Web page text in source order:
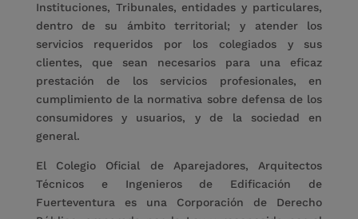
Instituciones, Tribunales, entidades y particulares,
dentro de su ámbito territorial; y atender los
servicios requeridos por los colegiados y sus
clientes, que sean necesarios para una eficaz
prestación de los servicios profesionales, en
cumplimiento de la normativa sobre defensa de los
consumidores y usuarios, y de la sociedad en
general.
El Colegio Oficial de Aparejadores, Arquitectos
Técnicos e Ingenieros de Edificación de
Fuerteventura es una Corporación de Derecho